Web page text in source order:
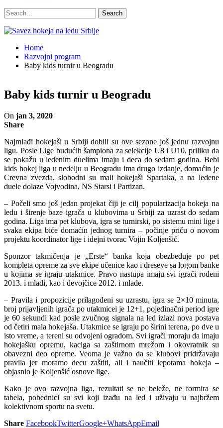
Home
Razvojni program
Baby kids turnir u Beogradu
Baby kids turnir u Beogradu
On jan 3, 2020
Share
Najmlađi hokejaši u Srbiji dobili su ove sezone još jednu razvojnu
ligu. Posle Lige budućih šampiona za selekcije U8 i U10, priliku da
se pokažu u ledenim duelima imaju i deca do sedam godina. Bebi
kids hokej liga u nedelju u Beogradu ima drugo izdanje, domaćin je
Crevna zvezda, slobodni su mali hokejaši Spartaka, a na ledene
duele dolaze Vojvodina, NS Starsi i Partizan.
– Počeli smo još jedan projekat čiji je cilj popularizacija hokeja na
ledu i širenje baze igrača u klubovima u Srbiji za uzrast do sedam
godina. Liga ima pet klubova, igra se turnirski, po sistemu mini lige i
svaka ekipa biće domaćin jednog turnira – počinje priču o novom
projektu koordinator lige i idejni tvorac Vojin Koljenšić.
Sponzor takmičenja je „Erste“ banka koja obezbeđuje po pet
kompleta opreme za sve ekipe učenice kao i dreseve sa logom banke
u kojima se igraju utakmice. Pravo nastupa imaju svi igrači rođeni
2013. i mlađi, kao i devojčice 2012. i mlađe.
– Pravila i propozicije prilagođeni su uzrastu, igra se 2×10 minuta,
broj prijavljenih igrača po utakmicei je 12+1, pojedinačni period igre
je 60 sekundi kad posle zvučnog signala na led izlazi nova postava
od četiri mala hokejaša. Utakmice se igraju po širini terena, po dve u
isto vreme, a tereni su odvojeni ogradom. Svi igrači moraju da imaju
hokejašku opremu, kaciga sa zaštirnom mrežom i okovratnik su
obavezni deo opreme. Veoma je važno da se klubovi pridržavaju
pravila jer moramo decu zaštiti, ali i naučiti lepotama hokeja –
objasnio je Koljenšić osnove lige.
Kako je ovo razvojna liga, rezultati se ne beleže, ne formira se
tabela, pobednici su svi koji izađu na led i uživaju u najbržem
kolektivnom sportu na svetu.
Share FacebookTwitterGoogle+WhatsAppEmail